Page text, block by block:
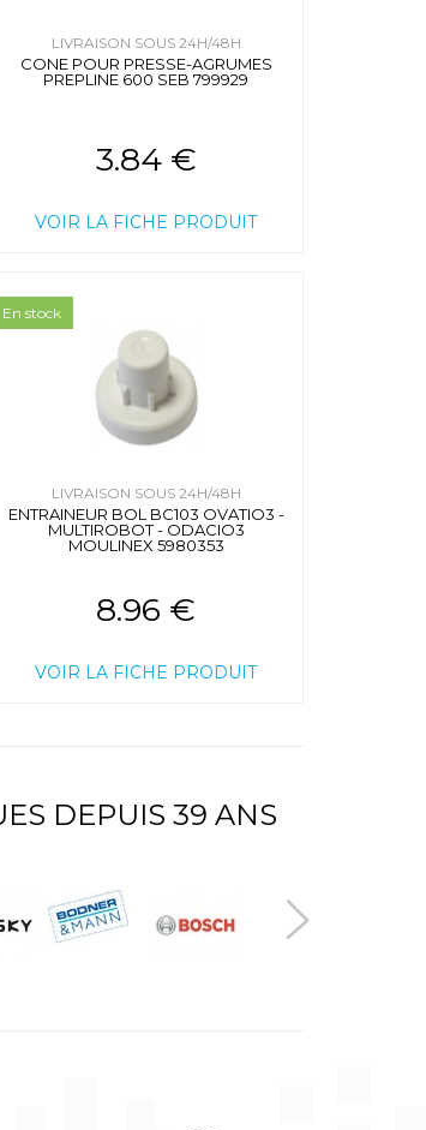
LIVRAISON SOUS 24H/48H
CONE POUR PRESSE-AGRUMES
PREPLINE 600 SEB 799929
3.84 €
VOIR LA FICHE PRODUIT
LIVRAISON SOUS 24H/48H
ENTRAINEUR BOL BC103 OVATIO3 -
MULTIROBOT - ODACIO3
MOULINEX 5980353
8.96 €
VOIR LA FICHE PRODUIT
En stock
DEPUIS 39 ANS